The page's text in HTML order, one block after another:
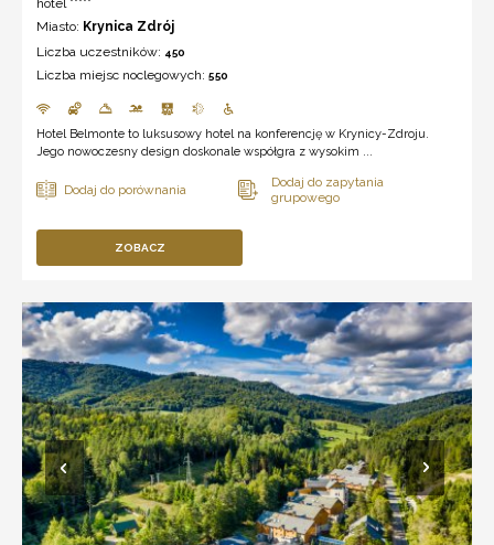
hotel *****
Miasto: Krynica Zdrój
Liczba uczestników: 450
Liczba miejsc noclegowych: 550
Hotel Belmonte to luksusowy hotel na konferencję w Krynicy-Zdroju.
Jego nowoczesny design doskonale współgra z wysokim ...
ZOBACZ